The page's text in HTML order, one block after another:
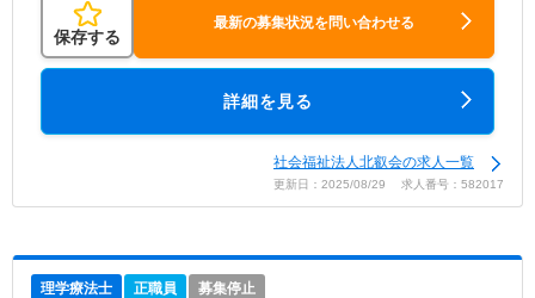
保存する
最新の募集状況を問い合わせる
詳細を見る
社会福祉法人北叡会の求人一覧
更新日：2025/08/29 求人番号：582017
理学療法士 正職員 募集停止